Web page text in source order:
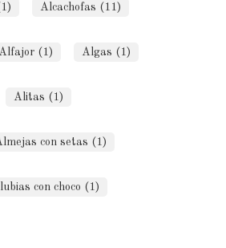
Alcachofas (11)
Alfajor (1) Algas (1)
Alitas (1)
con setas (1)
con choco (1)